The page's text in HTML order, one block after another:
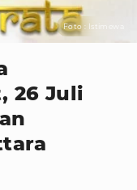
Foto : Istimewa
26 Juli